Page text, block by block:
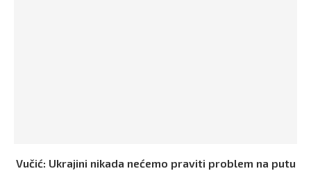
Vučić: Ukrajini nikada nećemo praviti problem na putu